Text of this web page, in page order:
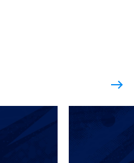
east